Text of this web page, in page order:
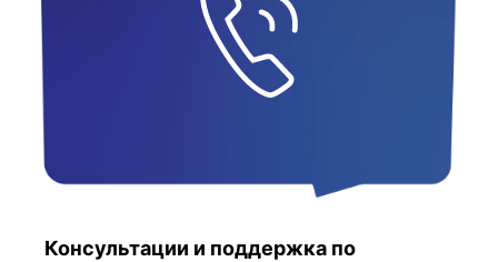
Консультации и поддержка по